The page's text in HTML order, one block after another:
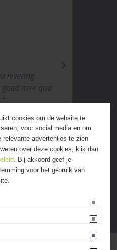
levering
mee qua
next
ALLE ERVARINGEN
door Lined
cookies om de website te
voor social media en om
relevante advertenties te zien
over deze cookies, klik dan
. Bij akkoord geef je
voor het gebruik van